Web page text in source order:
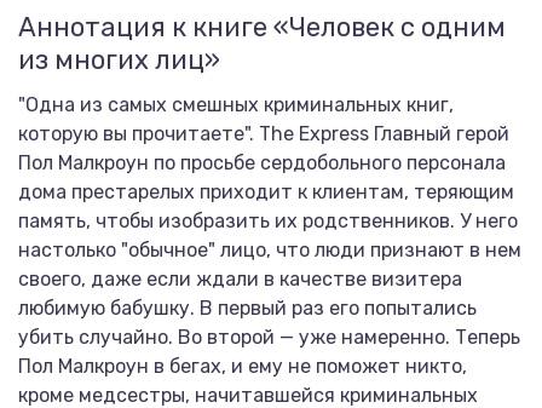
Аннотация к книге «Человек с одним
из многих лиц»
"Одна из самых смешных криминальных книг,
которую вы прочитаете". The Express Главный герой
Пол Малкроун по просьбе сердобольного персонала
дома престарелых приходит к клиентам, теряющим
память, чтобы изобразить их родственников. У него
настолько "обычное" лицо, что люди признают в нем
своего, даже если ждали в качестве визитера
любимую бабушку. В первый раз его попытались
убить случайно. Во второй — уже намеренно. Теперь
Пол Малкроун в бегах, и ему не поможет никто,
кроме медсестры, начитавшейся криминальных